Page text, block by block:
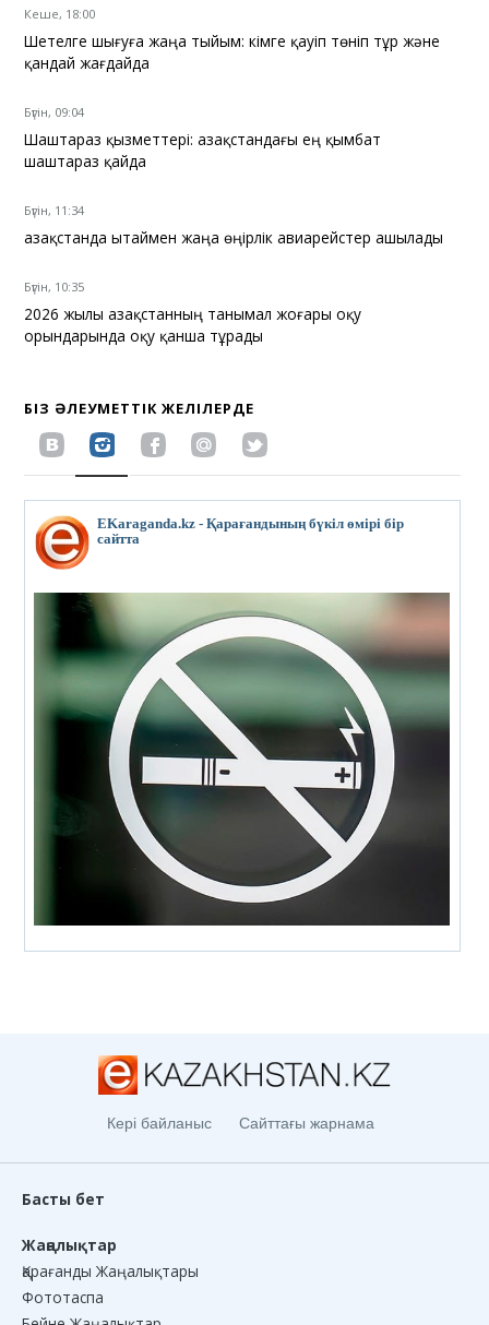
Кеше, 18:00
Шетелге шығуға жаңа тыйым: кімге қауіп төніп тұр және
қандай жағдайда
Бүгін, 09:04
Шаштараз қызметтері: Қазақстандағы ең қымбат
шаштараз қайда
Бүгін, 11:34
Қазақстанда Қытаймен жаңа өңірлік авиарейстер ашылады
Бүгін, 10:35
2026 жылы Қазақстанның танымал жоғары оқу
орындарында оқу қанша тұрады
БІЗ ӘЛЕУМЕТТІК ЖЕЛІЛЕРДЕ
EKaraganda.kz - Қарағандының бүкіл өмірі бір
сайтта
Кері байланыс Сайттағы жарнама
Басты бет
Жаңалықтар
Қарағанды Жаңалықтары
Фототаспа